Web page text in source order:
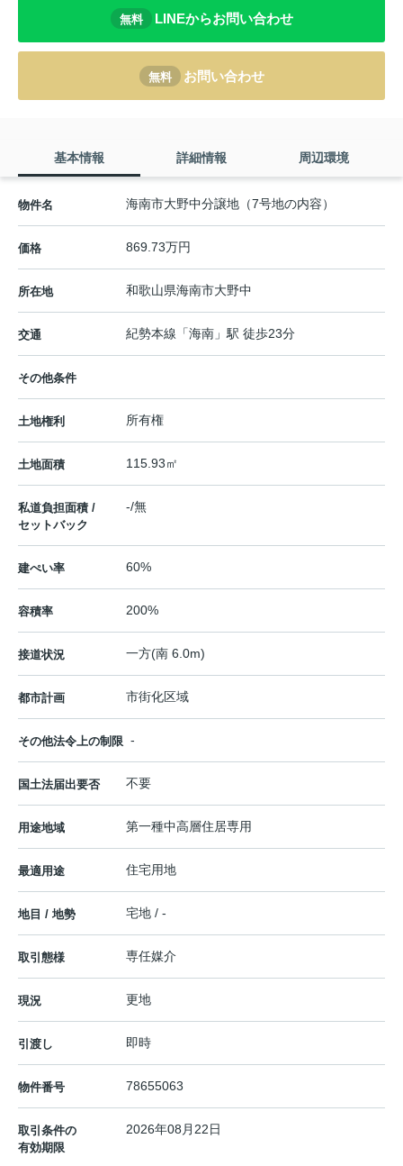
無料 LINEからお問い合わせ
無料 お問い合わせ
基本情報 詳細情報 周辺環境
物件名 海南市大野中分譲地（7号地の内容）
価格 869.73万円
所在地 和歌山県海南市大野中
交通 紀勢本線 「海南 」駅 徒歩23分
その他条件
土地権利 所有権
土地面積 115.93㎡
私道負担面積 /
セットバック
-/無
建ぺい率 60%
容積率 200%
接道状況 一方(南 6.0m)
都市計画 市街化区域
その他法令上の制限 -
国土法届出要否 不要
用途地域 第一種中高層住居専用
最適用途 住宅用地
地目 / 地勢 宅地 / -
取引態様 専任媒介
現況 更地
引渡し 即時
物件番号 78655063
取引条件の
有効期限
2026年08月22日